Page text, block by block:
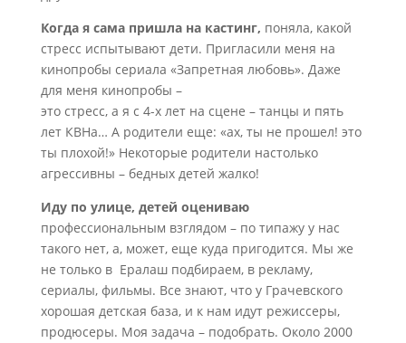
Когда я сама пришла на кастинг, поняла, какой
стресс испытывают дети. Пригласили меня на
кинопробы сериала «Запретная любовь». Даже
для меня кинопробы –
это стресс, а я с 4-х лет на сцене – танцы и пять
лет КВНа… А родители еще: «ах, ты не прошел! это
ты плохой!» Некоторые родители настолько
агрессивны – бедных детей жалко!
Иду по улице, детей оцениваю
профессиональным взглядом – по типажу у нас
такого нет, а, может, еще куда пригодится. Мы же
не только в Ералаш подбираем, в рекламу,
сериалы, фильмы. Все знают, что у Грачевского
хорошая детская база, и к нам идут режиссеры,
продюсеры. Моя задача – подобрать. Около 2000